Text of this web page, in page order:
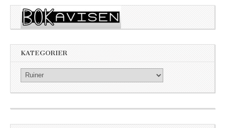
KATEGORIER
Kategorier